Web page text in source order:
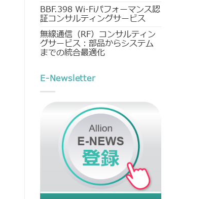
BBF.398 Wi-Fiパフォーマンス認
証コンサルティングサービス
無線通信（RF）コンサルティン
グサービス：部品からシステム
までの統合最適化
E-Newsletter